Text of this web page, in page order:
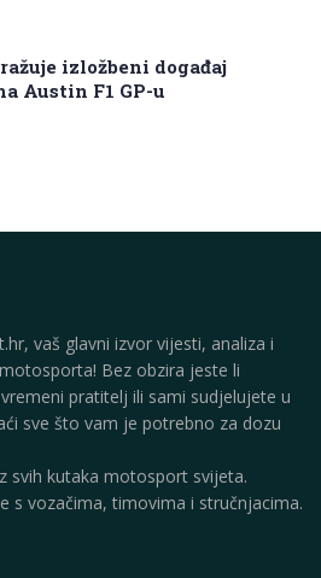
izložbeni događaj
Austin F1 GP-u
vaš glavni izvor vijesti, analiza i
Bez obzira jeste li
pratitelj ili sami sudjelujete u
sve što vam je potrebno za dozu
svih kutaka motosport svijeta.
s vozačima, timovima i stručnjacima.